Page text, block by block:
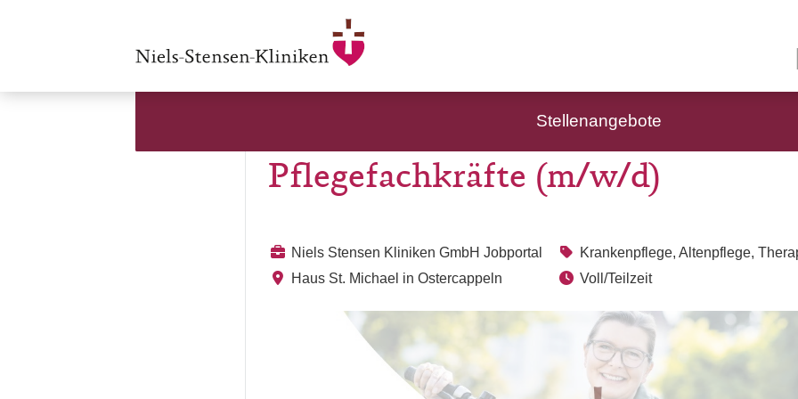
Stellenangebote
Pflegefachkräfte (m/w/d)
Niels Stensen Kliniken GmbH Jobportal
Haus St. Michael in Ostercappeln
Krankenpflege, Altenpflege,
Voll/Teilzeit